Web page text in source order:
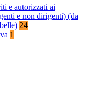
e autorizzati ai
e non dirigenti) (da
24
1